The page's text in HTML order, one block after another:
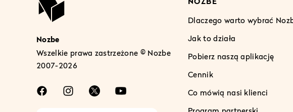
Nozbe
Wszelkie prawa zastrzeżone © Nozbe
2007-2026
Dlaczego warto wybrać
Jak to działa
Pobierz naszą aplikację
Cennik
Co mówią nasi klienci